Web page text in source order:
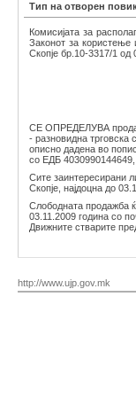
Тип на отворен
Комисијата за
Законот за користење
Скопје бр.10-3317/1 од
СЕ ОПРЕДЕЛУВА
- разновидна
описно дадена во
со ЕДБ
Сите заинтересирани
Скопје, најдоцна до
Слободната продажба
03.11.2009 година со
Движните стварите
http://www.ujp.gov.mk